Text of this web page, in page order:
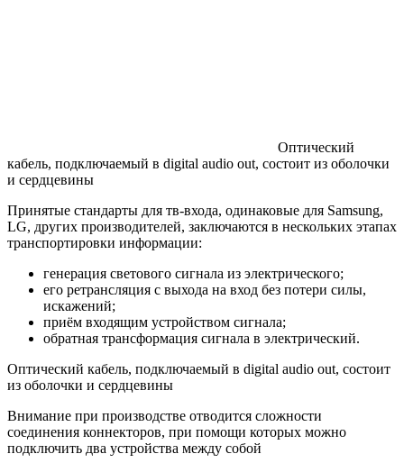
Оптический
кабель, подключаемый в digital audio out, состоит из оболочки
и сердцевины
Принятые стандарты для тв-входа, одинаковые для Samsung,
LG, других производителей, заключаются в нескольких этапах
транспортировки информации:
генерация светового сигнала из электрического;
его ретрансляция с выхода на вход без потери силы,
искажений;
приём входящим устройством сигнала;
обратная трансформация сигнала в электрический.
Оптический кабель, подключаемый в digital audio out, состоит
из оболочки и сердцевины
Внимание при производстве отводится сложности
соединения коннекторов, при помощи которых можно
подключить два устройства между собой